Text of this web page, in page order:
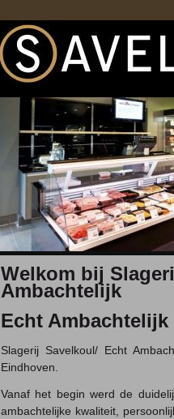
Welkom bij
Ambachtelijk
Echt Ambachtelijk
Slagerij Savelkoul/ Echt
Eindhoven.
Vanaf het begin werd de
ambachtelijke kwaliteit,